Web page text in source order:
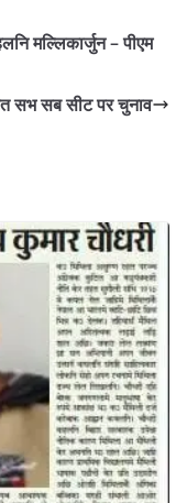
मल्लिकार्जुन – पीएम
सभ सब सीट पर चुनाव